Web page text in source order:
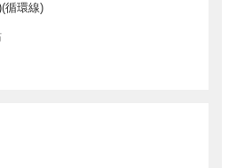
循環線)